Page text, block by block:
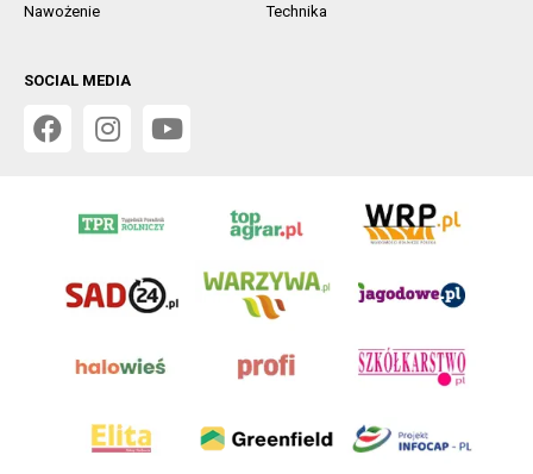
Nawożenie
Technika
SOCIAL MEDIA